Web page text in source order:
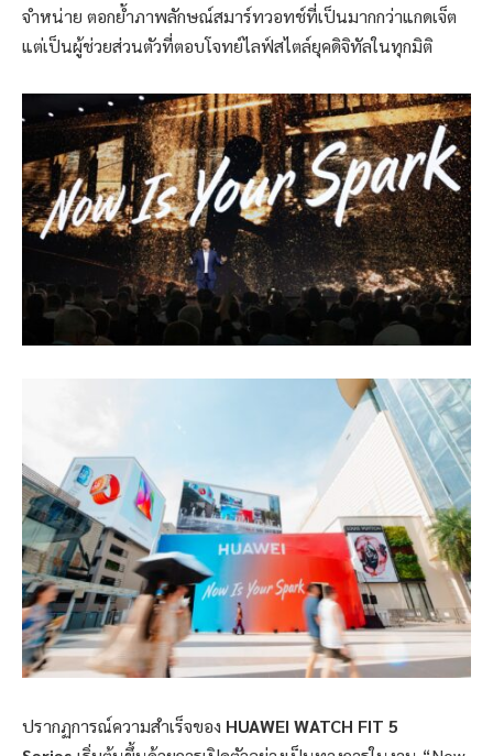
จำหน่าย ตอกย้ำภาพลักษณ์สมาร์ทวอทช์ที่เป็นมากกว่าแกดเจ็ต
แต่เป็นผู้ช่วยส่วนตัวที่ตอบโจทย์ไลฟ์สไตล์ยุคดิจิทัลในทุกมิติ
ปรากฏการณ์ความสำเร็จของ HUAWEI WATCH FIT 5